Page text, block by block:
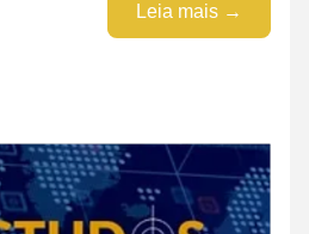
Leia mais →